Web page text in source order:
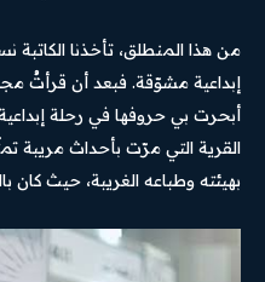
من هذا المنطلق، تأخذنا
أبحرت بي حروفها في رحلة
القرية التي مرّت بأحداث مريبة
بهيئته وطباعه الغريبة، حيث كان